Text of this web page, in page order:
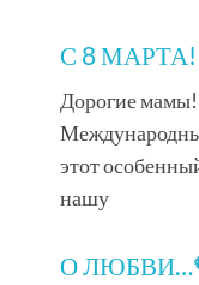
С 8
Дорогие мамы!
этот
нашу
О